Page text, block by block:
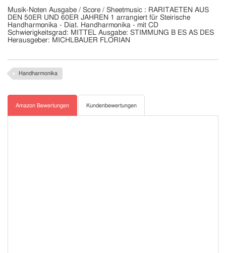
Musik-Noten Ausgabe / Score / Sheetmusic : RARITAETEN AUS
DEN 50ER UND 60ER JAHREN 1 arrangiert für Steirische
Handharmonika - Diat. Handharmonika - mit CD
Schwierigkeitsgrad: MITTEL Ausgabe: STIMMUNG B ES AS DES
Herausgeber: MICHLBAUER FLORIAN
Handharmonika
Amazon Bewertungen Kundenbewertungen